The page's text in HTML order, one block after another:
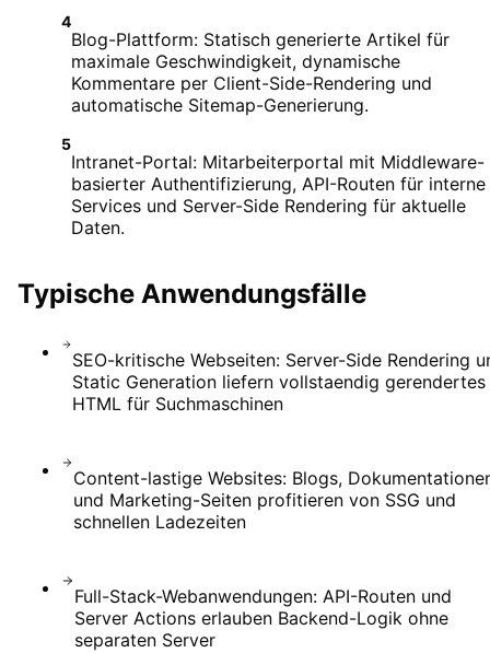
4
Blog-Plattform: Statisch generierte Artikel für
maximale Geschwindigkeit, dynamische
Kommentare per Client-Side-Rendering und
automatische Sitemap-Generierung.
5
Intranet-Portal: Mitarbeiterportal mit Middleware-
basierter Authentifizierung, API-Routen für interne
Services und Server-Side Rendering für aktuelle
Daten.
Typische Anwendungsfälle
SEO-kritische Webseiten: Server-Side Rendering
Static Generation liefern vollstaendig gerendertes
HTML für Suchmaschinen
Content-lastige Websites: Blogs,
und Marketing-Seiten profitieren von SSG und
schnellen Ladezeiten
Full-Stack-Webanwendungen: API-Routen und
Server Actions erlauben Backend-Logik ohne
separaten Server